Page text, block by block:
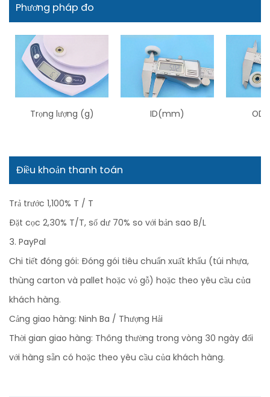
Phương pháp đo
Trọng lượng (g) ID(mm) OD
Điều khoản thanh toán
Trả trước 1,100% T / T
Đặt cọc 2,30% T/T, số dư 70% so với bản sao B/L
3. PayPal
Chi tiết đóng gói: Đóng gói tiêu chuẩn xuất khẩu (túi nhựa,
thùng carton và pallet hoặc vỏ gỗ) hoặc theo yêu cầu của
khách hàng.
Cảng giao hàng: Ninh Ba / Thượng Hải
Thời gian giao hàng: Thông thường trong vòng 30 ngày đối
với hàng sẵn có hoặc theo yêu cầu của khách hàng.